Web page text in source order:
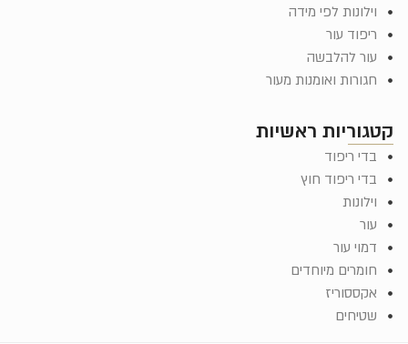
קטגוריות ראשיות
בדי ריפוד
בדי ריפוד חוץ
וילונות
עור
דמוי עור
חומרים מיוחדים
אקססוריז
שטיחים
וילונות לפי מידה
ריפוד עור
עור להלבשה
חגורות ואומנות מעור